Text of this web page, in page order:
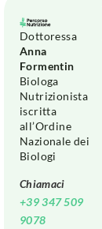
Dottoressa
Anna
Formentin
Biologa
Nutrizionista
iscritta
all’Ordine
Nazionale dei
Biologi
Chiamaci
+39 347 509
9078